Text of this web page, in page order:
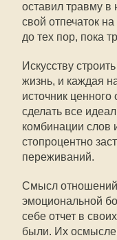
оставил травму
свой отпечаток
до тех пор, пока
Искусству
жизнь, и каждая
источник
сделать все
комбинации слов
стопроцентно
переживаний.
Смысл отношений
эмоциональной
себе отчет в
были. Их